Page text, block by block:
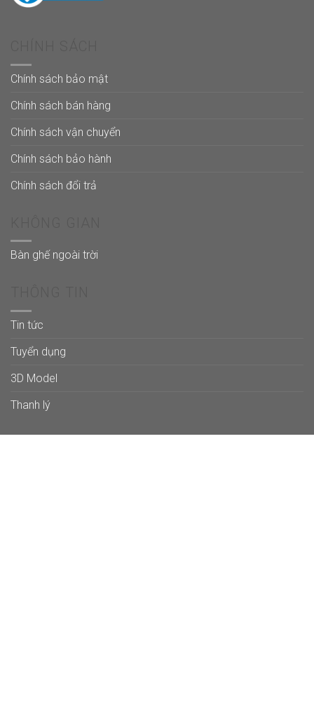
Chính sách bảo mật
Chính sách bán hàng
Chính sách vận chuyển
Chính sách bảo hành
Chính sách đổi trả
Bàn ghế ngoài trời
Tin tức
Tuyển dụng
3D Model
Thanh lý